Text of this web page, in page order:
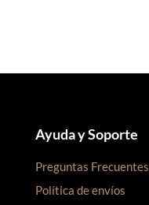
Ayuda y Soporte
Preguntas Frecuentes
Política de envíos